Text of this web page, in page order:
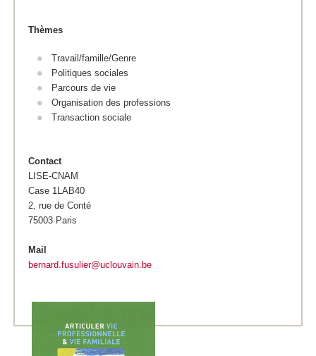
Thèmes
Travail/famille/Genre
Politiques sociales
Parcours de vie
Organisation des professions
Transaction sociale
Contact
LISE-CNAM
Case 1LAB40
2, rue de Conté
75003 Paris
Mail
bernard.fusulier@uclouvain.be